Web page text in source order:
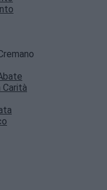
Carità